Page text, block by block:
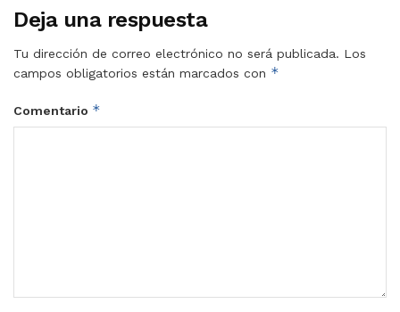
Deja una respuesta
Tu dirección de correo electrónico no será publicada. Los
campos obligatorios están marcados con *
Comentario *